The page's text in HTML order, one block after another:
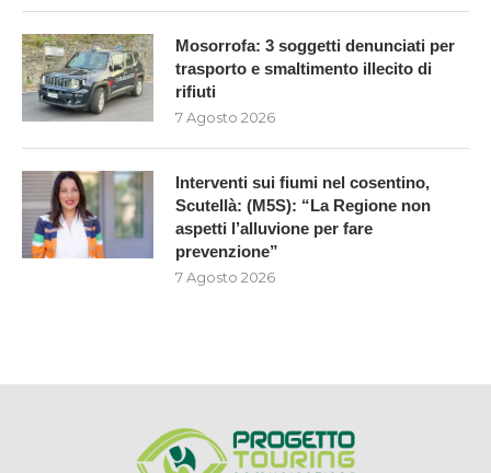
Mosorrofa: 3 soggetti denunciati per
trasporto e smaltimento illecito di
rifiuti
7 Agosto 2026
Interventi sui fiumi nel cosentino,
Scutellà: (M5S): “La Regione non
aspetti l’alluvione per fare
prevenzione”
7 Agosto 2026